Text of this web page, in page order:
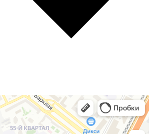
Профессиональные герметики
Фасадный герметик
Герметик для внутренних